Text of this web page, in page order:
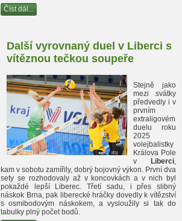
Číst dál...
Další vyrovnaný duel v Liberci s
vítěznou tečkou soupeře
Stejně jako
mezi svátky
předvedly i v
prvním
extraligovém
duelu roku
2025
volejbalistky
Králova Pole
v
Liberci,
kam v sobotu zamířily, dobrý bojovný výkon. První dva
sety se rozhodovaly až v koncovkách a v nich byl
pokaždé lepší Liberec. Třetí sadu, i přes slibný
náskok Brna, pak liberecké hráčky dovedly k vítězství
s osmibodovým náskokem, a vysloužily si tak do
tabulky plný počet bodů.